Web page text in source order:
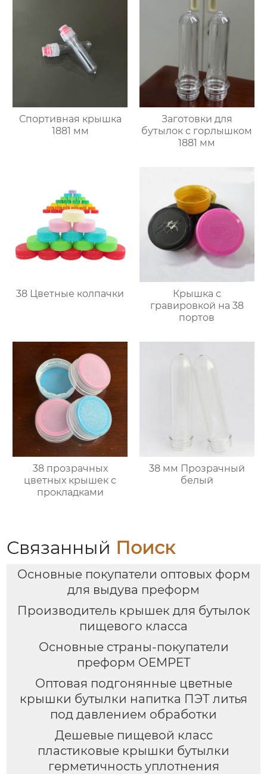
Спортивная крышка
1881 мм
Заготовки для
бутылок с горлышком
1881 мм
38 Цветные колпачки
Крышка с
гравировкой на 38
портов
38 прозрачных
цветных крышек с
прокладками
38 мм Прозрачный
белый
Связанный Поиск
Основные покупатели оптовых форм
для выдува преформ
Производитель крышек для бутылок
пищевого класса
Основные страны-покупатели
преформ OEMPET
Оптовая подгонянные цветные
крышки бутылки напитка ПЭТ литья
под давлением обработки
Дешевые пищевой класс
пластиковые крышки бутылки
герметичность уплотнения